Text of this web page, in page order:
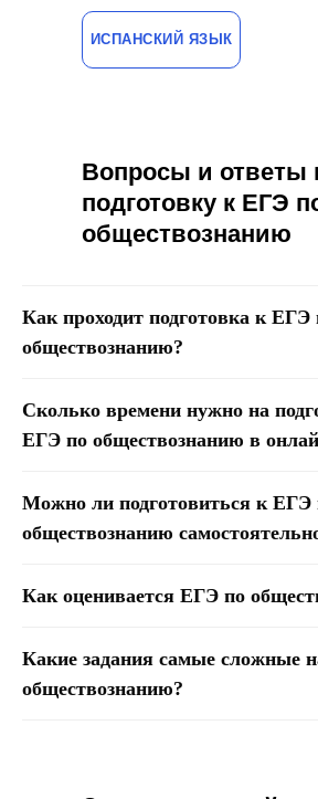
ИСПАНСКИЙ ЯЗЫК
Вопросы и ответы
подготовку к ЕГЭ
обществознанию
Как проходит подготовка к ЕГЭ
обществознанию?
Сколько времени нужно на
ЕГЭ по обществознанию в
Можно ли подготовиться к ЕГЭ
обществознанию
Как оценивается ЕГЭ по
Какие задания самые сложные
обществознанию?